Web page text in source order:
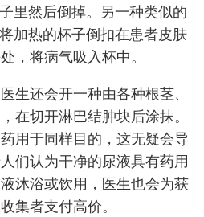
里然后倒掉。另一种类似的
加热的杯子倒扣在患者皮肤
，将病气吸入杯中。
生还会开一种由各种根茎、
在切开淋巴结肿块后涂抹。
用于同样目的，这无疑会导
们认为干净的尿液具有药用
沐浴或饮用，医生也会为获
集者支付高价。